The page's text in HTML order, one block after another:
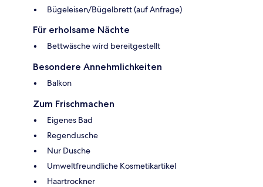
Bügeleisen/Bügelbrett (auf Anfrage)
Für erholsame Nächte
Bettwäsche wird bereitgestellt
Besondere Annehmlichkeiten
Balkon
Zum Frischmachen
Eigenes Bad
Regendusche
Nur Dusche
Umweltfreundliche Kosmetikartikel
Haartrockner